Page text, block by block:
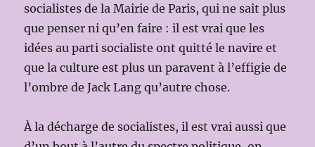
socialistes de la Mairie de Paris, qui ne sait plus
que penser ni qu’en faire : il est vrai que les
idées au parti socialiste ont quitté le navire et
que la culture est plus un paravent à l’effigie de
l’ombre de Jack Lang qu’autre chose.
À la décharge de socialistes, il est vrai aussi que